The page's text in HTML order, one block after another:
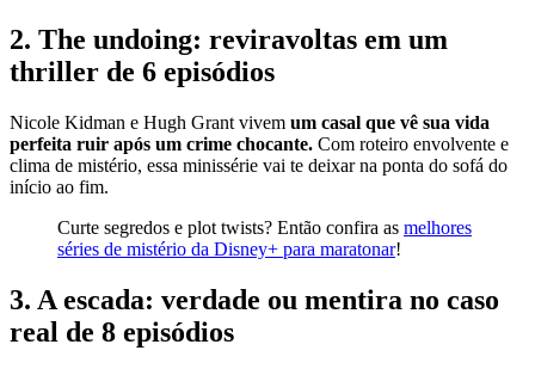
2. The undoing: reviravoltas em um
thriller de 6 episódios
Nicole Kidman e Hugh Grant vivem um casal que vê sua vida
perfeita ruir após um crime chocante. Com roteiro envolvente e
clima de mistério, essa minissérie vai te deixar na ponta do sofá do
início ao fim.
Curte segredos e plot twists? Então confira as melhores
séries de mistério da Disney+ para maratonar!
3. A escada: verdade ou mentira no caso
real de 8 episódios